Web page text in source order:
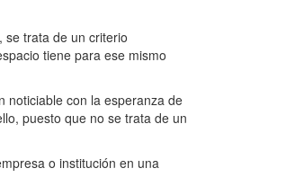
, se trata de un criterio
tiene para ese mismo
noticiable con la esperanza de
puesto que no se trata de un
o institución en una